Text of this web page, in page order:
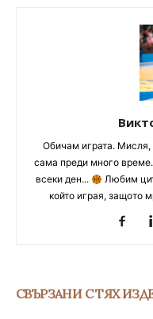
Обичам играта. Мисля,
сама преди много
всеки ден...
Любим
който играя, защото
СВЪРЗАНИ С ТЯХ